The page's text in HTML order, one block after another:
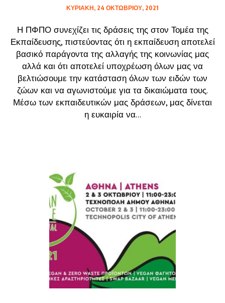
ΚΥΡΙΑΚΉ, 24 ΟΚΤΩΒΡΊΟΥ, 2021
Η ΠΦΠΟ συνεχίζει τις δράσεις της στον Τομέα της
Εκπαίδευσης, πιστεύοντας ότι η εκπαίδευση αποτελεί
βασικό παράγοντα της αλλαγής της κοινωνίας μας
αλλά και ότι αποτελεί υποχρέωση όλων μας να
βελτιώσουμε την κατάσταση όλων των ειδών των
ζώων και να αγωνιστούμε για τα δικαιώματα τους.
Μέσω των εκπαιδευτικών μας δράσεων, μας δίνεται
η ευκαιρία να...